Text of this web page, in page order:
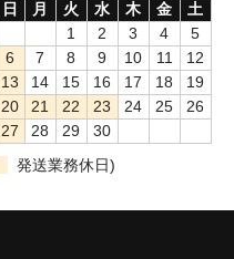
日
月 火 水 木 金
土
1
2 3 4
5
6
7 8 9 10 11
12
13
14 15 16 17 18
19
20
21 22 23 24 25
26
27
28 29
30
発送業務休日)